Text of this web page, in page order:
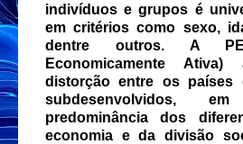
indivíduos e grupos é
em critérios como sexo,
dentre outros. A
Economicamente Ativa)
distorção entre os países
subdesenvolvidos,
predominância dos
economia e da divisão